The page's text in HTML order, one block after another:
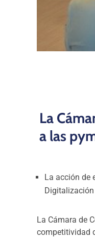
La
a las
La acción de
La Cámara de
competitividad